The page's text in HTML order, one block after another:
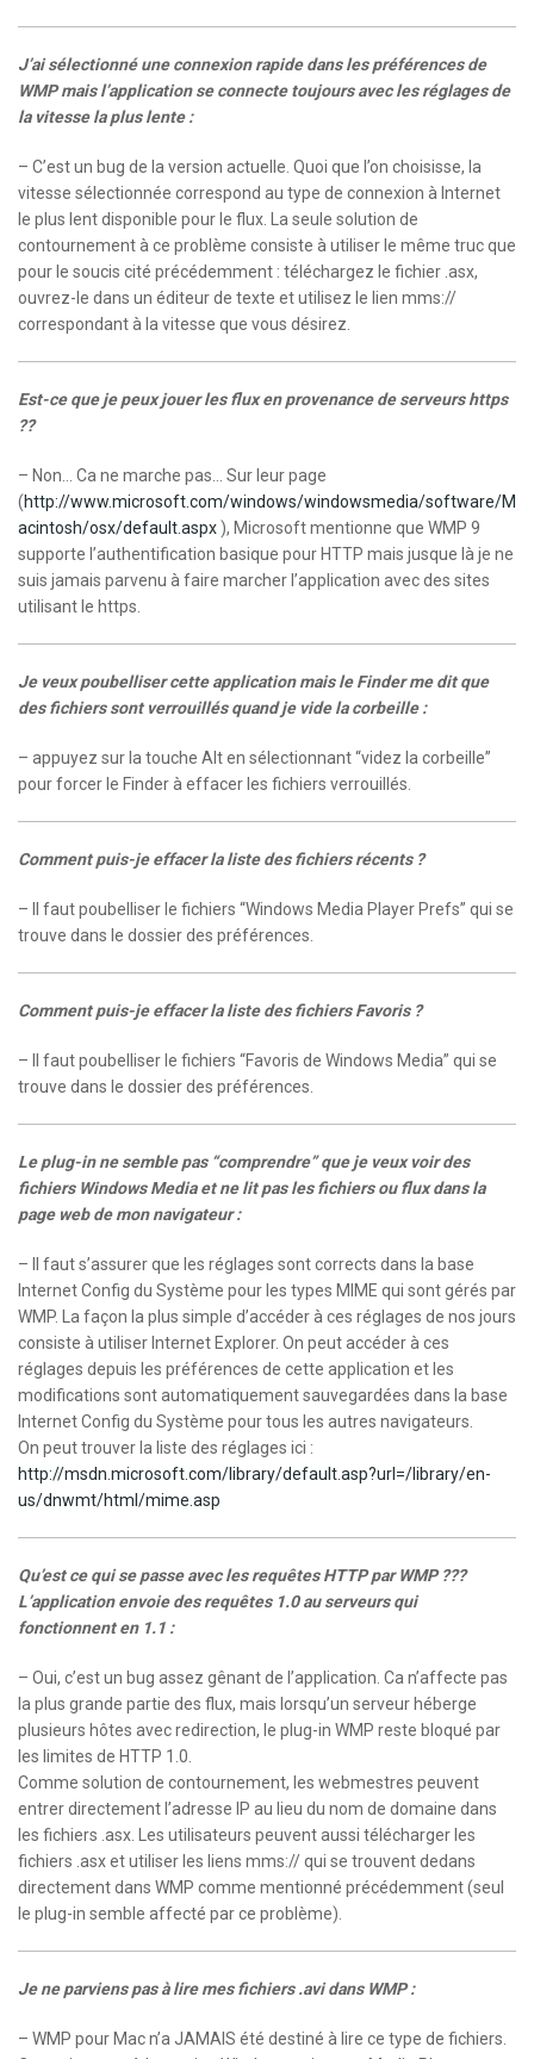
J’ai sélectionné une connexion rapide dans les préférences de
WMP mais l’application se connecte toujours avec les réglages de
la vitesse la plus lente :
– C’est un bug de la version actuelle. Quoi que l’on choisisse, la
vitesse sélectionnée correspond au type de connexion à Internet
le plus lent disponible pour le flux. La seule solution de
contournement à ce problème consiste à utiliser le même truc que
pour le soucis cité précédemment : téléchargez le fichier .asx,
ouvrez-le dans un éditeur de texte et utilisez le lien mms://
correspondant à la vitesse que vous désirez.
Est-ce que je peux jouer les flux en provenance de serveurs https
??
– Non… Ca ne marche pas… Sur leur page
(http://www.microsoft.com/windows/windowsmedia/software/M
acintosh/osx/default.aspx ), Microsoft mentionne que WMP 9
supporte l’authentification basique pour HTTP mais jusque là je ne
suis jamais parvenu à faire marcher l’application avec des sites
utilisant le https.
Je veux poubelliser cette application mais le Finder me dit que
des fichiers sont verrouillés quand je vide la corbeille :
– appuyez sur la touche Alt en sélectionnant “videz la corbeille”
pour forcer le Finder à effacer les fichiers verrouillés.
Comment puis-je effacer la liste des fichiers récents ?
– Il faut poubelliser le fichiers “Windows Media Player Prefs” qui se
trouve dans le dossier des préférences.
Comment puis-je effacer la liste des fichiers Favoris ?
– Il faut poubelliser le fichiers “Favoris de Windows Media” qui se
trouve dans le dossier des préférences.
Le plug-in ne semble pas “comprendre” que je veux voir des
fichiers Windows Media et ne lit pas les fichiers ou flux dans la
page web de mon navigateur :
– Il faut s’assurer que les réglages sont corrects dans la base
Internet Config du Système pour les types MIME qui sont gérés par
WMP. La façon la plus simple d’accéder à ces réglages de nos jours
consiste à utiliser Internet Explorer. On peut accéder à ces
réglages depuis les préférences de cette application et les
modifications sont automatiquement sauvegardées dans la base
Internet Config du Système pour tous les autres navigateurs.
On peut trouver la liste des réglages ici :
http://msdn.microsoft.com/library/default.asp?url=/library/en-
us/dnwmt/html/mime.asp
Qu’est ce qui se passe avec les requêtes HTTP par WMP ???
L’application envoie des requêtes 1.0 au serveurs qui
fonctionnent en 1.1 :
– Oui, c’est un bug assez gênant de l’application. Ca n’affecte pas
la plus grande partie des flux, mais lorsqu’un serveur héberge
plusieurs hôtes avec redirection, le plug-in WMP reste bloqué par
les limites de HTTP 1.0.
Comme solution de contournement, les webmestres peuvent
entrer directement l’adresse IP au lieu du nom de domaine dans
les fichiers .asx. Les utilisateurs peuvent aussi télécharger les
fichiers .asx et utiliser les liens mms:// qui se trouvent dedans
directement dans WMP comme mentionné précédemment (seul
le plug-in semble affecté par ce problème).
Je ne parviens pas à lire mes fichiers .avi dans WMP :
– WMP pour Mac n’a JAMAIS été destiné à lire ce type de fichiers.